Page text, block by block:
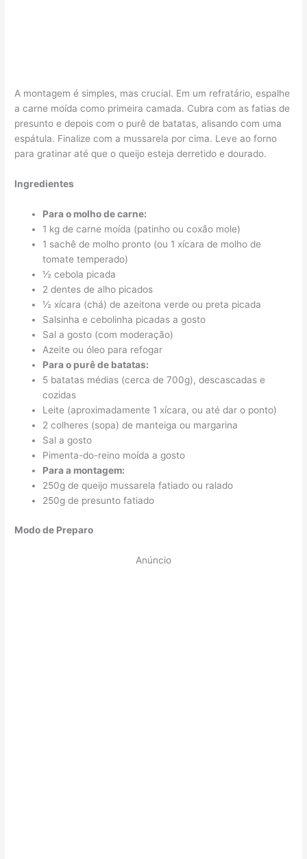
A montagem é simples, mas crucial. Em um refratário, espalhe
a carne moída como primeira camada. Cubra com as fatias de
presunto e depois com o purê de batatas, alisando com uma
espátula. Finalize com a mussarela por cima. Leve ao forno
para gratinar até que o queijo esteja derretido e dourado.
Ingredientes
Para o molho de carne:
1 kg de carne moída (patinho ou coxão mole)
1 sachê de molho pronto (ou 1 xícara de molho de
tomate temperado)
½ cebola picada
2 dentes de alho picados
½ xícara (chá) de azeitona verde ou preta picada
Salsinha e cebolinha picadas a gosto
Sal a gosto (com moderação)
Azeite ou óleo para refogar
Para o purê de batatas:
5 batatas médias (cerca de 700g), descascadas e
cozidas
Leite (aproximadamente 1 xícara, ou até dar o ponto)
2 colheres (sopa) de manteiga ou margarina
Sal a gosto
Pimenta-do-reino moída a gosto
Para a montagem:
250g de queijo mussarela fatiado ou ralado
250g de presunto fatiado
Modo de Preparo
Anúncio